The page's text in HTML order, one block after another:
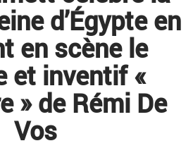
d’Égypte en
en scène le
et inventif «
» de Rémi De
Vos